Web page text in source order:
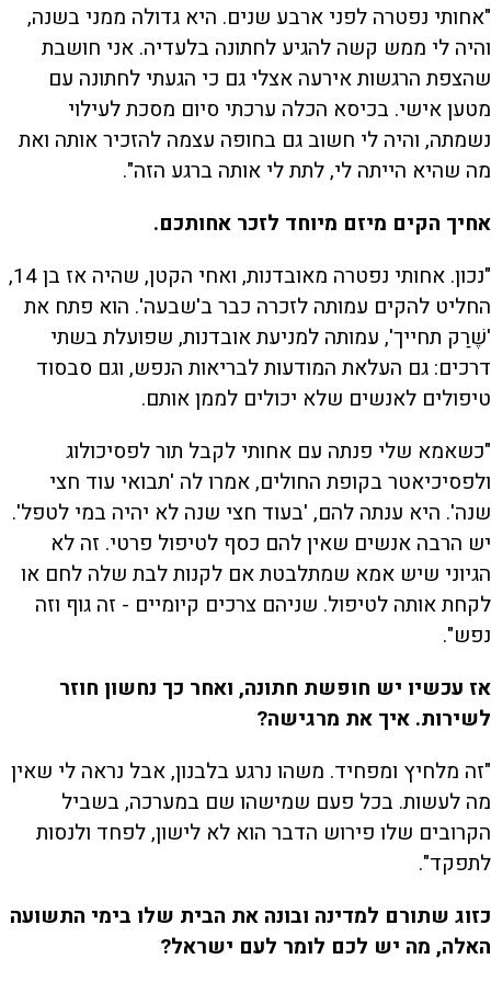
"אחותי נפטרה לפני ארבע שנים. היא גדולה ממני בשנה,
והיה לי ממש קשה להגיע לחתונה בלעדיה. אני חושבת
שהצפת הרגשות אירעה אצלי גם כי הגעתי לחתונה עם
מטען אישי. בכיסא הכלה ערכתי סיום מסכת לעילוי
נשמתה, והיה לי חשוב גם בחופה עצמה להזכיר אותה ואת
מה שהיא הייתה לי, לתת לי אותה ברגע הזה".
אחיך הקים מיזם מיוחד לזכר אחותכם.
"נכון. אחותי נפטרה מאובדנות, ואחי הקטן, שהיה אז בן 14,
החליט להקים עמותה לזכרה כבר ב'שבעה'. הוא פתח את
'שֶׁרַק תחייך', עמותה למניעת אובדנות, שפועלת בשתי
דרכים: גם העלאת המודעות לבריאות הנפש, וגם סבסוד
טיפולים לאנשים שלא יכולים לממן אותם.
"כשאמא שלי פנתה עם אחותי לקבל תור לפסיכולוג
ולפסיכיאטר בקופת החולים, אמרו לה 'תבואי עוד חצי
שנה'. היא ענתה להם, 'בעוד חצי שנה לא יהיה במי לטפל'.
יש הרבה אנשים שאין להם כסף לטיפול פרטי. זה לא
הגיוני שיש אמא שמתלבטת אם לקנות לבת שלה לחם או
לקחת אותה לטיפול. שניהם צרכים קיומיים - זה גוף וזה
נפש".
אז עכשיו יש חופשת חתונה, ואחר כך נחשון חוזר
לשירות. איך את מרגישה?
"זה מלחיץ ומפחיד. משהו נרגע בלבנון, אבל נראה לי שאין
מה לעשות. בכל פעם שמישהו שם במערכה, בשביל
הקרובים שלו פירוש הדבר הוא לא לישון, לפחד ולנסות
לתפקד".
כזוג שתורם למדינה ובונה את הבית שלו בימי התשועה
האלה, מה יש לכם לומר לעם ישראל?